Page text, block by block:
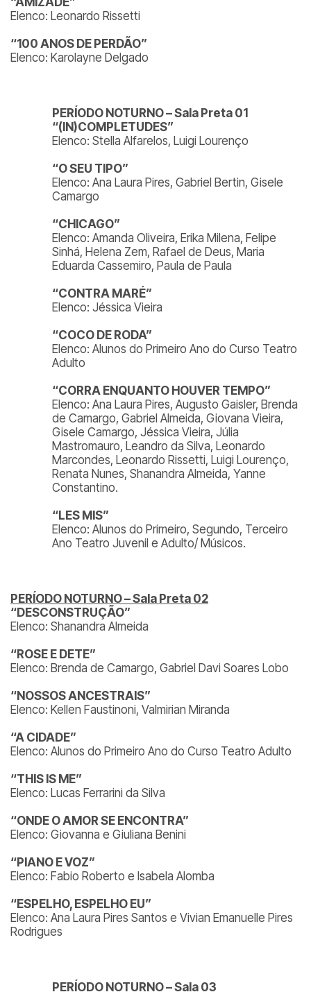
Elenco: Leonardo Rissetti
“100 ANOS DE PERDÃO”
Elenco: Karolayne Delgado
PERÍODO NOTURNO – Sala Preta 01
“(IN)COMPLETUDES”
Elenco: Stella Alfarelos, Luigi Lourenço
“O SEU TIPO”
Elenco: Ana Laura Pires, Gabriel Bertin, Gisele
Camargo
“CHICAGO”
Elenco: Amanda Oliveira, Erika Milena, Felipe
Sinhá, Helena Zem, Rafael de Deus, Maria
Eduarda Cassemiro, Paula de Paula
“CONTRA MARÉ”
Elenco: Jéssica Vieira
“COCO DE RODA”
Elenco: Alunos do Primeiro Ano do Curso Teatro
Adulto
“CORRA ENQUANTO HOUVER TEMPO”
Elenco: Ana Laura Pires, Augusto Gaisler, Brenda
de Camargo, Gabriel Almeida, Giovana Vieira,
Gisele Camargo, Jéssica Vieira, Júlia
Mastromauro, Leandro da Silva, Leonardo
Marcondes, Leonardo Rissetti, Luigi Lourenço,
Renata Nunes, Shanandra Almeida, Yanne
Constantino.
“LES MIS”
Elenco: Alunos do Primeiro, Segundo, Terceiro
Ano Teatro Juvenil e Adulto/ Músicos.
PERÍODO NOTURNO – Sala Preta 02
“DESCONSTRUÇÃO”
Elenco: Shanandra Almeida
“ROSE E DETE”
Elenco: Brenda de Camargo, Gabriel Davi Soares Lobo
“NOSSOS ANCESTRAIS”
Elenco: Kellen Faustinoni, Valmirian Miranda
“A CIDADE”
Elenco: Alunos do Primeiro Ano do Curso Teatro Adulto
“THIS IS ME”
Elenco: Lucas Ferrarini da Silva
“ONDE O AMOR SE ENCONTRA”
Elenco: Giovanna e Giuliana Benini
“PIANO E VOZ”
Elenco: Fabio Roberto e Isabela Alomba
“ESPELHO, ESPELHO EU”
Elenco: Ana Laura Pires Santos e Vivian Emanuelle Pires
Rodrigues
PERÍODO NOTURNO – Sala 03